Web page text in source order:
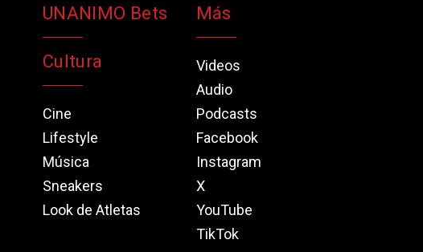
UNANIMO Bets
Cultura
Cine
Lifestyle
Música
Sneakers
Look de Atletas
Más
Videos
Audio
Podcasts
Facebook
Instagram
X
YouTube
TikTok